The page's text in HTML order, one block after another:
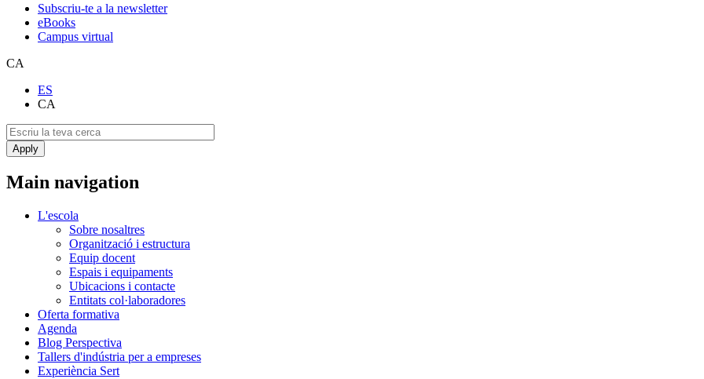
Subscriu-te a la newsletter
eBooks
Campus virtual
CA
ES
CA
Main navigation
L'escola
Sobre nosaltres
Organització i estructura
Equip docent
Espais i equipaments
Ubicacions i contacte
Entitats col·laboradores
Oferta formativa
Agenda
Blog Perspectiva
Tallers d'indústria per a empreses
Experiència Sert